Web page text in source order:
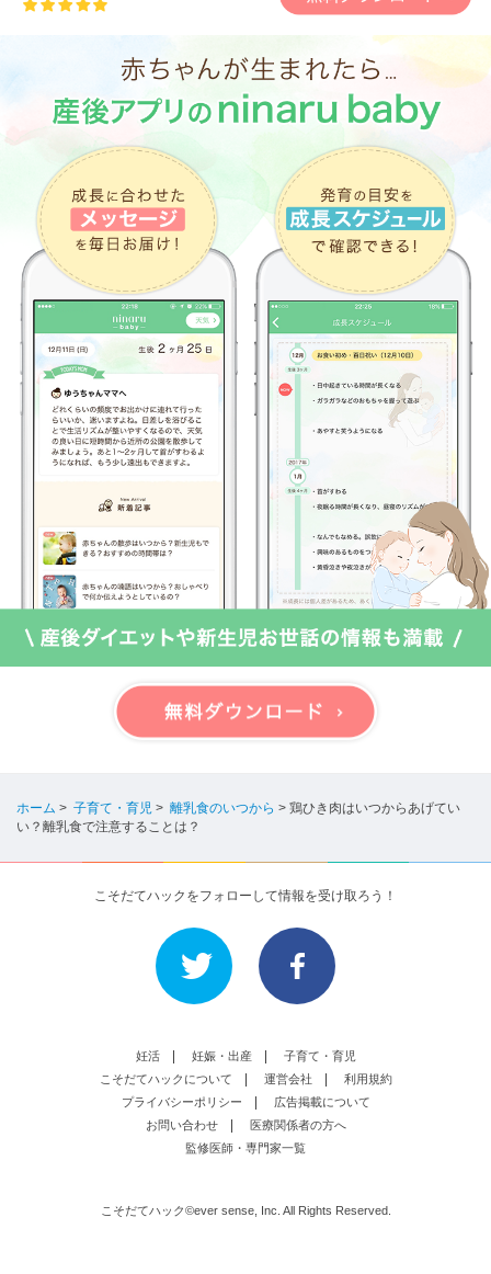
ホーム > 子育て・育児 > 離乳食のいつから > 鶏ひき肉はいつからあげてい
い？離乳食で注意することは？
こそだてハックをフォローして情報を受け取ろう！
妊活 妊娠・出産
子育て・育児
こそだてハックについて
運営会社
利用規約
プライバシーポリシー
広告掲載について
お問い合わせ
医療関係者の方へ
監修医師・専門家一覧
こそだてハック©ever sense, Inc. All Rights Reserved.